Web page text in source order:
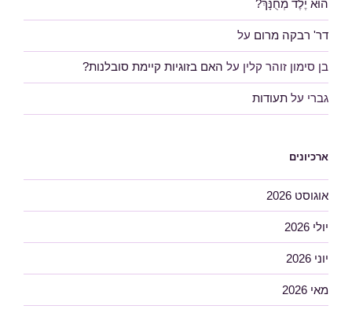
הוּא יֶלֶד מְחֻנָּךְ?
דר' רבקה מרום על
בן סימון זוהר קלין על האם בזוגיות קיימת סובלנות?
גברי על תעודות
ארכיונים
אוגוסט 2026
יולי 2026
יוני 2026
מאי 2026